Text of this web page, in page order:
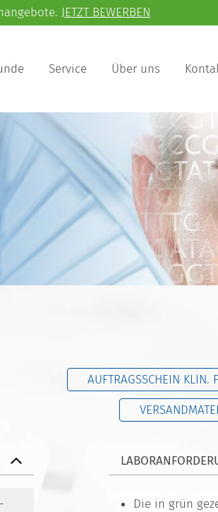
JETZT BEWERBEN
Service Über uns
AUFTRAGSSCHEIN KLIN.
Die in grün